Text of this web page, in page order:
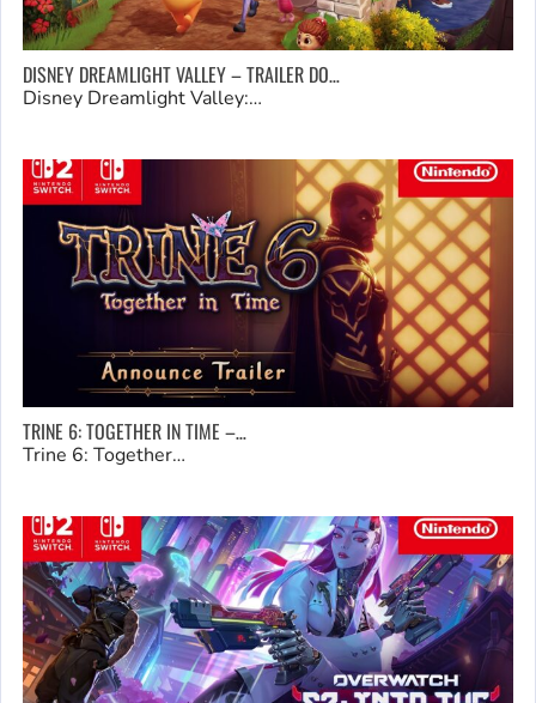
DISNEY DREAMLIGHT VALLEY – TRAILER DO…
Disney Dreamlight Valley:…
TRINE 6: TOGETHER IN TIME –…
Trine 6: Together…